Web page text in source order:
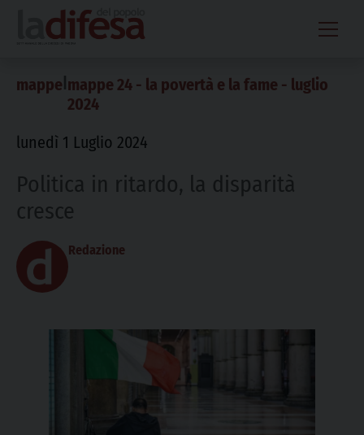
content
mappe mappe 24 - la povertà e la fame - luglio
2024
lunedì 1 Luglio 2024
Politica in ritardo, la disparità
cresce
Redazione